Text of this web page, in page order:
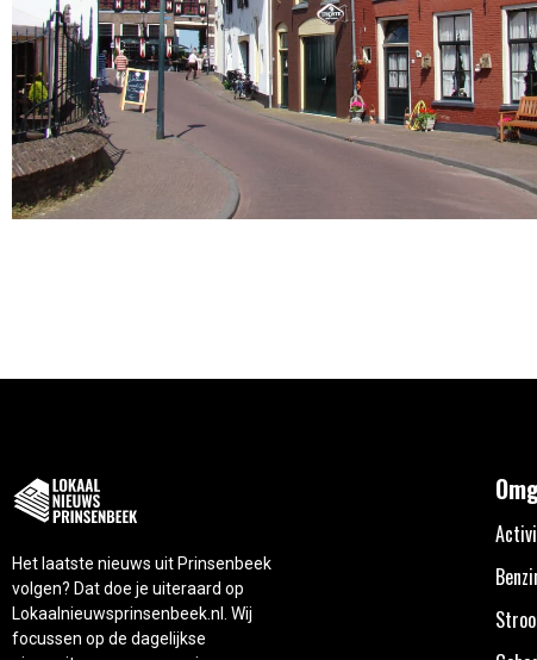
Het laatste nieuws uit Prinsenbeek
volgen? Dat doe je uiteraard op
Lokaalnieuwsprinsenbeek.nl. Wij
focussen op de dagelijkse